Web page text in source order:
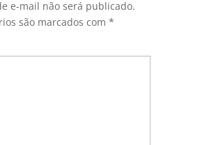
e-mail não será publicado.
são marcados com *